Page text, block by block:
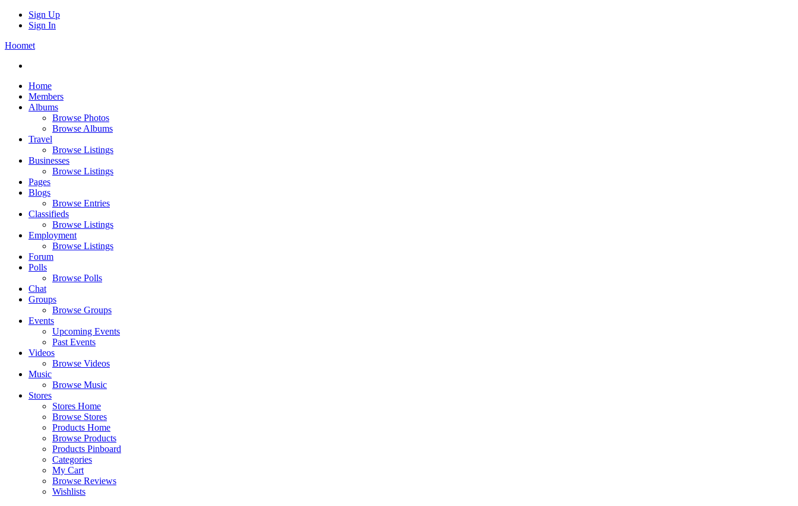
Sign Up
Sign In
Hoomet
Home
Members
Albums
Browse Photos
Browse Albums
Travel
Browse Listings
Businesses
Browse Listings
Pages
Blogs
Browse Entries
Classifieds
Browse Listings
Employment
Browse Listings
Forum
Polls
Browse Polls
Chat
Groups
Browse Groups
Events
Upcoming Events
Past Events
Videos
Browse Videos
Music
Browse Music
Stores
Stores Home
Browse Stores
Products Home
Browse Products
Products Pinboard
Categories
My Cart
Browse Reviews
Wishlists